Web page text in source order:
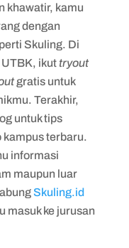
khawatir, kamu
dengan
Skuling. Di
ikut tryout
gratis untuk
Terakhir,
untuk tips
kampus terbaru.
informasi
maupun luar
Skuling.id
masuk ke jurusan